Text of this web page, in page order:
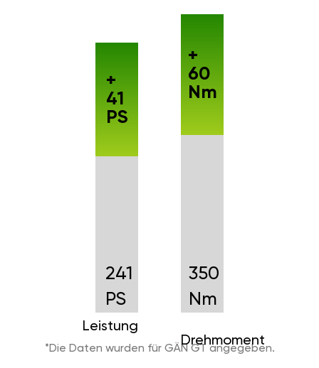
241
PS
Leistung
+
41
PS
350
Nm
Drehmoment
+
60
Nm
*Die Daten wurden für GÄN GT angegeben.